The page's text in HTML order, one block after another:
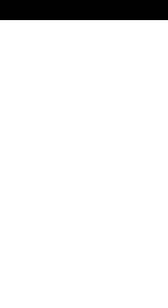
Alargador de pintor de